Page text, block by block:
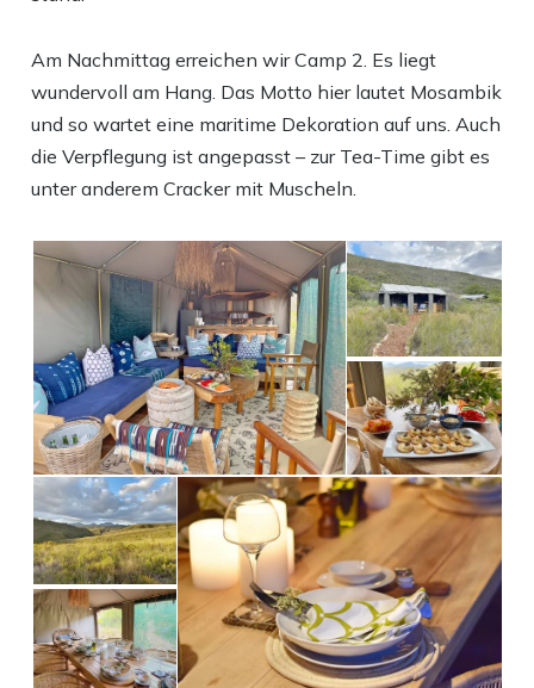
Am Nachmittag erreichen wir Camp 2. Es liegt
wundervoll am Hang. Das Motto hier lautet Mosambik
und so wartet eine maritime Dekoration auf uns. Auch
die Verpflegung ist angepasst – zur Tea-Time gibt es
unter anderem Cracker mit Muscheln.